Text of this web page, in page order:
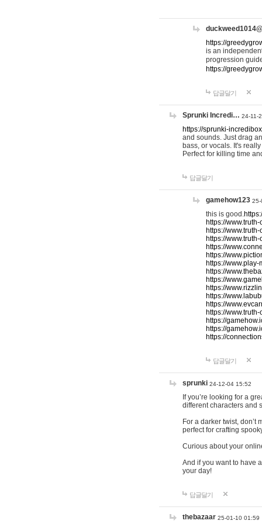
https://
is an
progression
https://
답글달기
Sprunki Incredi… 24-11-
https://sprunki-
and sounds. Just drag
bass, or vocals. It's
Perfect for killing time
답글달기
gamehow123 25-
this is good.
https://
https://
https://
https://
https://
https://
https://
https://
https://
https://
https://
https://
https://
https://
https://
답글달기
sprunki 24-12-04 15:52
If you’re looking for a
different characters and
For a darker twist, don’t
perfect for crafting
Curious about your
And if you want to have
your day!
답글달기
thebazaar 25-01-10 01:59